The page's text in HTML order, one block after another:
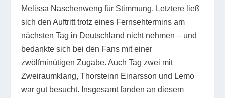
Melissa Naschenweng für Stimmung. Letztere ließ
sich den Auftritt trotz eines Fernsehtermins am
nächsten Tag in Deutschland nicht nehmen – und
bedankte sich bei den Fans mit einer
zwölfminütigen Zugabe. Auch Tag zwei mit
Zweiraumklang, Thorsteinn Einarsson und Lemo
war gut besucht. Insgesamt fanden an diesem